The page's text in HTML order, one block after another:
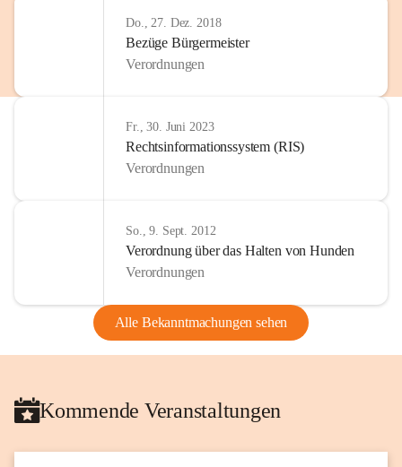
Do., 27. Dez. 2018
Bezüge Bürgermeister
Verordnungen
Fr., 30. Juni 2023
Rechtsinformationssystem (RIS)
Verordnungen
So., 9. Sept. 2012
Verordnung über das Halten von Hunden
Verordnungen
Alle Bekanntmachungen sehen
Kommende Veranstaltungen